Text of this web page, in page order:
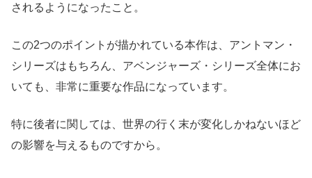
されるようになったこと。
この2つのポイントが描かれている本作は、アントマン・
シリーズはもちろん、アベンジャーズ・シリーズ全体にお
いても、非常に重要な作品になっています。
特に後者に関しては、世界の行く末が変化しかねないほど
の影響を与えるものですから。